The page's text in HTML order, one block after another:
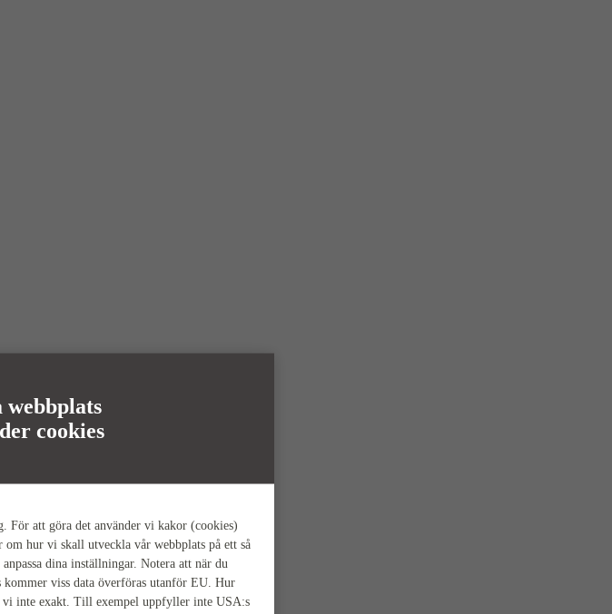
webbplats
cookies
att göra det använder vi kakor (cookies)
hur vi skall utveckla vår webbplats på ett så
dina inställningar. Notera att när du
viss data överföras utanför EU. Hur
vi inte exakt. Till exempel uppfyller inte USA:s